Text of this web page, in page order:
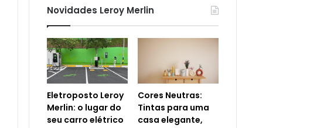
Novidades Leroy Merlin
Eletroposto Leroy
Merlin: o lugar do
seu carro elétrico
Cores Neutras:
Tintas para uma
casa elegante,